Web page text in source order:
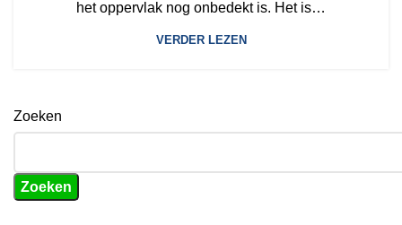
het oppervlak nog onbedekt is. Het is…
VERDER LEZEN
Zoeken
Zoeken